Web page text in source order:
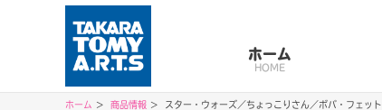
ホーム
HOME
ホーム 商品情報 スター・ウォーズ／ちょっこりさん／ボバ・フェット